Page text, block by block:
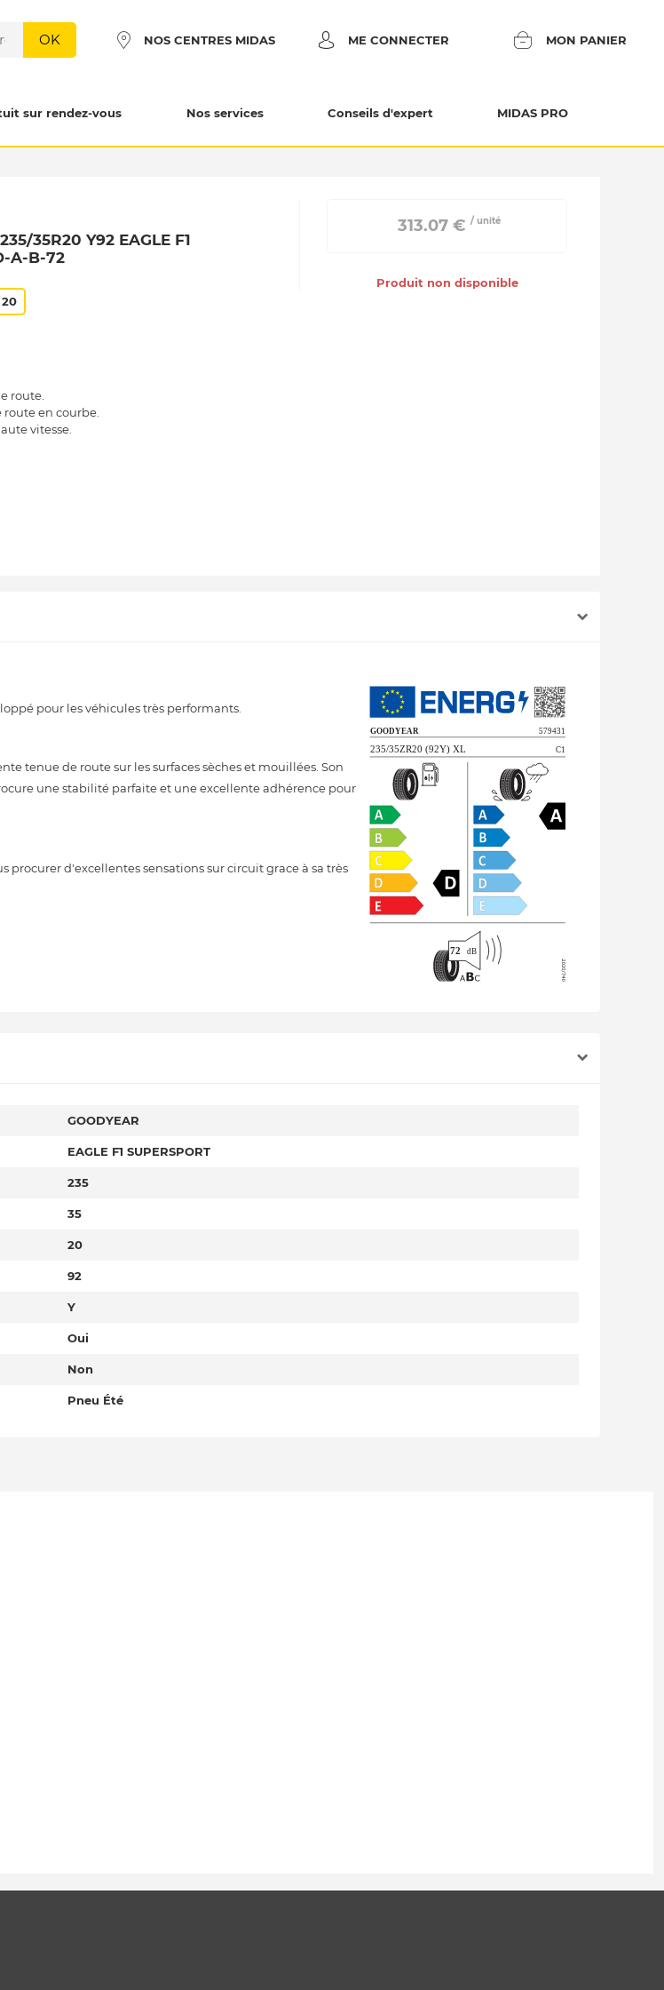
OK NOS CENTRES MIDAS ME CONNECTER MON PANIER
sur rendez-vous Nos services Conseils d'expert MIDAS PRO
35R20 Y92 EAGLE F1
A-B-72
20
route.
en courbe.
vitesse.
313.07 € / unité
Produit non disponible
pour les véhicules très performants.
tenue de route sur les surfaces sèches et mouillées. Son
une stabilité parfaite et une excellente adhérence pour
d'excellentes sensations sur circuit grace à sa très
GOODYEAR
EAGLE F1 SUPERSPORT
235
35
20
92
Y
Oui
Non
Pneu Été